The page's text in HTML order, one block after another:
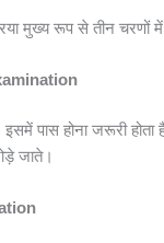
मुख्य रूप से तीन चरणों में
इसमें पास होना जरूरी
जाते।